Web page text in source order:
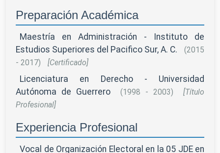
Preparación Académica
Maestría en Administración - Instituto de
Estudios Superiores del Pacifico Sur, A. C.
(2015
- 2017)
[Certificado]
Licenciatura en Derecho - Universidad
Autónoma de Guerrero
(1998 - 2003)
[Título
Profesional]
Experiencia Profesional
Vocal de Organización Electoral en la 05 JDE en